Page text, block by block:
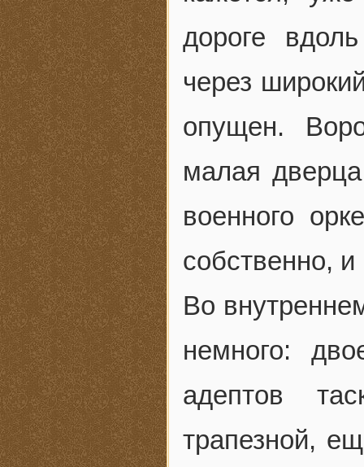
дороге
через
опущен.
малая
военного
собственно,
Во
немного:
адептов
трапезной,